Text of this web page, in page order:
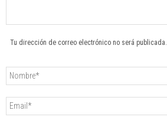
Tu dirección de correo electrónico no será